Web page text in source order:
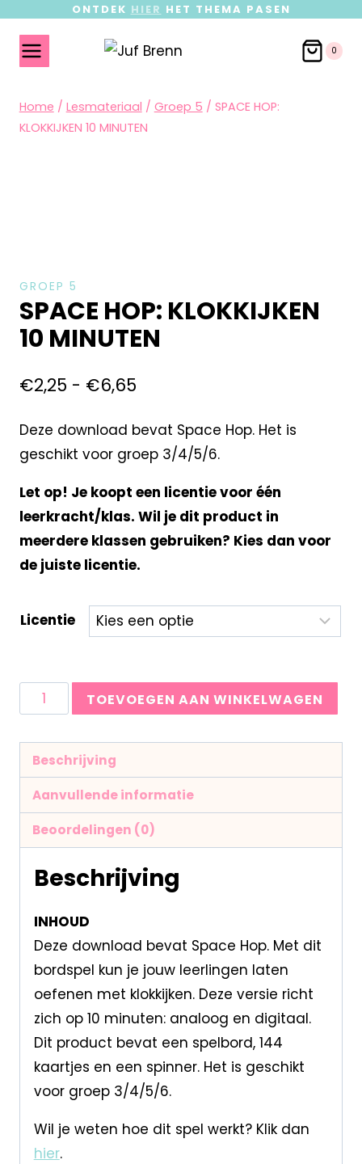
ONTDEK HIER HET THEMA PASEN
0
Home / Lesmateriaal / Groep 5 / SPACE HOP:
KLOKKIJKEN 10 MINUTEN
GROEP 5
SPACE HOP: KLOKKIJKEN
10 MINUTEN
€2,25 - €6,65
Deze download bevat Space Hop. Het is
geschikt voor groep 3/4/5/6.
Let op! Je koopt een licentie voor één
leerkracht/klas. Wil je dit product in
meerdere klassen gebruiken? Kies dan voor
de juiste licentie.
Licentie
TOEVOEGEN AAN WINKELWAGEN
Beschrijving
Aanvullende informatie
Beoordelingen (0)
Beschrijving
INHOUD
Deze download bevat Space Hop. Met dit
bordspel kun je jouw leerlingen laten
oefenen met klokkijken. Deze versie richt
zich op 10 minuten: analoog en digitaal.
Dit product bevat een spelbord, 144
kaartjes en een spinner. Het is geschikt
voor groep 3/4/5/6.
Wil je weten hoe dit spel werkt? Klik dan
hier.